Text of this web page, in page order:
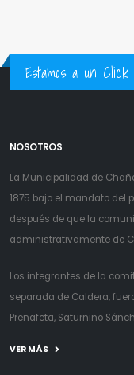
Estamos a un Click
NOSOTROS
La Municipalidad de
1875 bajo el mandato del
después de que la
administrativamente de
Los integrantes de la
separada de Caldera,
Prenafeta, Saturnino
VER MÁS